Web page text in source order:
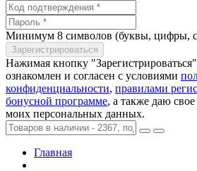
Минимум 8 символов (буквы, цифры,
Нажимая кнопку
ознакомлен и согласен с условиями
конфиденциальности, правилами
бонусной программе, а также даю свое
моих персональных данных.
Главная